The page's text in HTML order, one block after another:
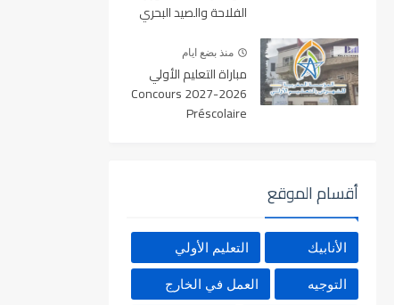
الفلاحة والصيد البحري
غشت 2026
منذ بضع ايام
مباراة التعليم الأولي
2026-2027 Concours
Préscolaire
أقسام الموقع
الأنابيك التعليم الأولي
التوجيه العمل في الخارج